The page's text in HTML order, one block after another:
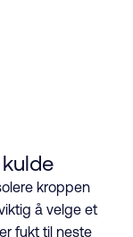
kroppen
å velge et
fukt til neste